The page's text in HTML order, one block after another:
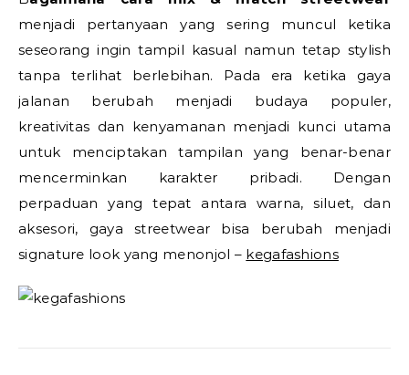
menjadi pertanyaan yang sering muncul ketika
seseorang ingin tampil kasual namun tetap stylish
tanpa terlihat berlebihan. Pada era ketika gaya
jalanan berubah menjadi budaya populer,
kreativitas dan kenyamanan menjadi kunci utama
untuk menciptakan tampilan yang benar-benar
mencerminkan karakter pribadi. Dengan
perpaduan yang tepat antara warna, siluet, dan
aksesori, gaya streetwear bisa berubah menjadi
signature look yang menonjol – kegafashions